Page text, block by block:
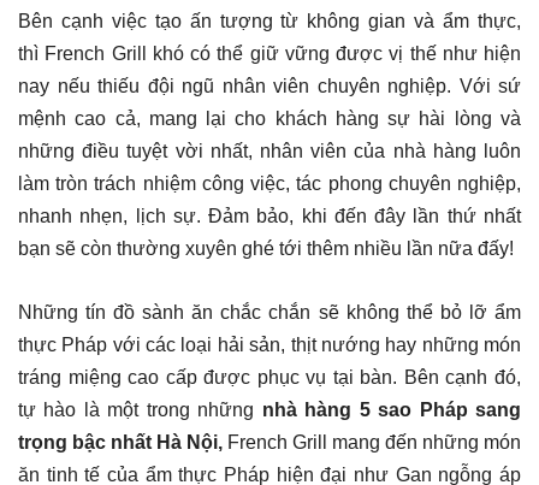
Bên cạnh việc tạo ấn tượng từ không gian và ẩm thực,
thì French Grill khó có thể giữ vững được vị thế như hiện
nay nếu thiếu đội ngũ nhân viên chuyên nghiệp. Với sứ
mệnh cao cả, mang lại cho khách hàng sự hài lòng và
những điều tuyệt vời nhất, nhân viên của nhà hàng luôn
làm tròn trách nhiệm công việc, tác phong chuyên nghiệp,
nhanh nhẹn, lịch sự. Đảm bảo, khi đến đây lần thứ nhất
bạn sẽ còn thường xuyên ghé tới thêm nhiều lần nữa đấy!
Những tín đồ sành ăn chắc chắn sẽ không thể bỏ lỡ ẩm
thực Pháp với các loại hải sản, thịt nướng hay những món
tráng miệng cao cấp được phục vụ tại bàn. Bên cạnh đó,
tự hào là một trong những nhà hàng 5 sao Pháp sang
trọng bậc nhất Hà Nội, French Grill mang đến những món
ăn tinh tế của ẩm thực Pháp hiện đại như Gan ngỗng áp